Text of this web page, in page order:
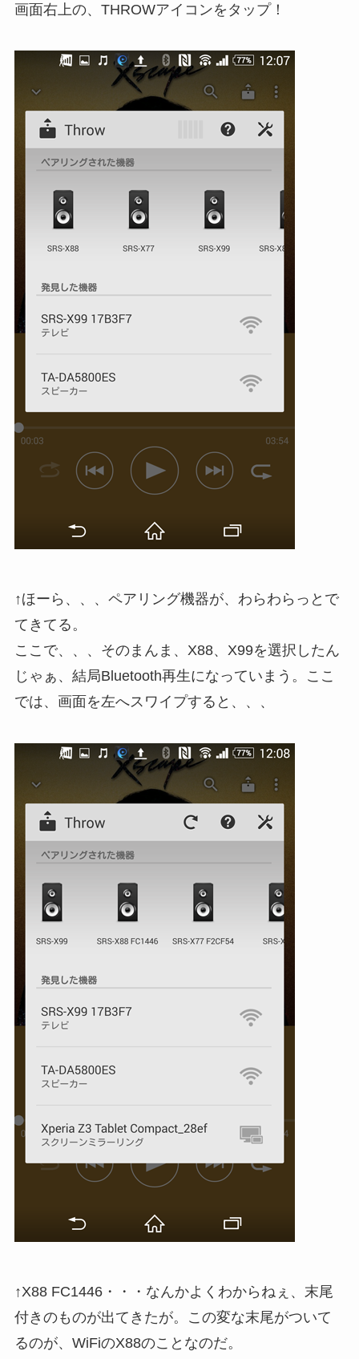
画面右上の、THROWアイコンをタップ！
↑ほーら、、、ペアリング機器が、わらわらっとで
てきてる。
ここで、、、そのまんま、X88、X99を選択したん
じゃぁ、結局Bluetooth再生になっていまう。ここ
では、画面を左へスワイプすると、、、
↑X88 FC1446・・・なんかよくわからねぇ、末尾
付きのものが出てきたが。この変な末尾がついて
るのが、WiFiのX88のことなのだ。